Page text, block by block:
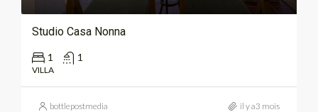
Studio Casa Nonna
1 1
VILLA
bottlepostmedia il y a3 mois